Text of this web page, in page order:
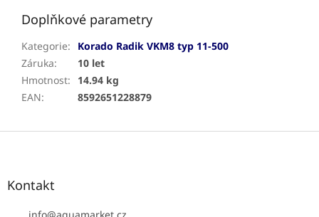
Doplňkové parametry
Kategorie:
Korado Radik VKM8 typ 11-500
Záruka:
10 let
Hmotnost:
14.94 kg
EAN: 8592651228879
Z
Kontakt
info@aquamarket.cz